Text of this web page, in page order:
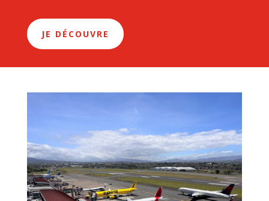
JE DÉCOUVRE